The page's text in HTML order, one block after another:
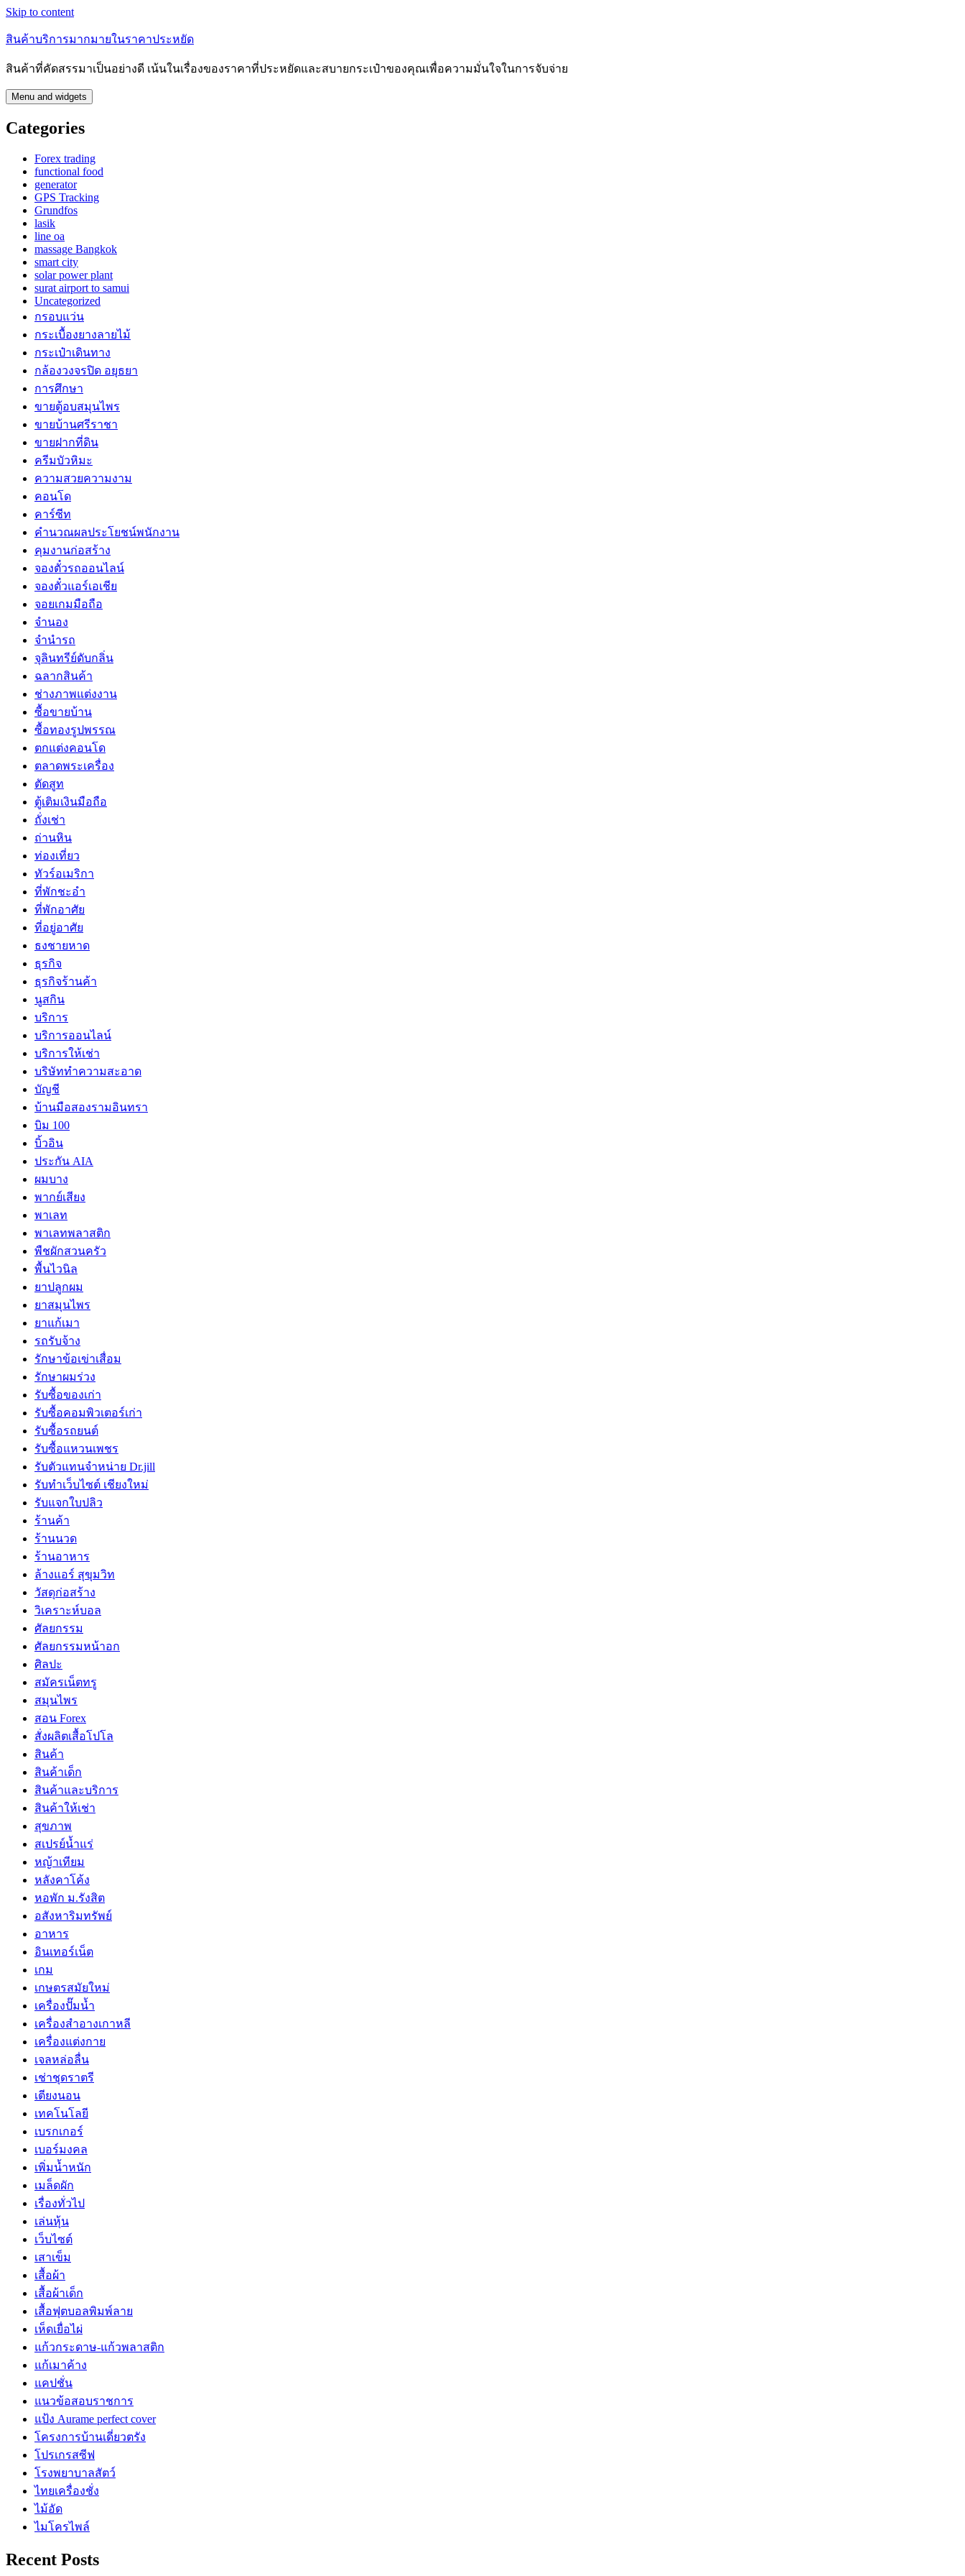
Skip to content
สินค้าบริการมากมายในราคาประหยัด
สินค้าที่คัดสรรมาเป็นอย่างดี เน้นในเรื่องของราคาที่ประหยัดและสบายกระเป๋าของคุณเพื่อความมั่นใจในการจับจ่าย
Menu and widgets
Categories
Forex trading
functional food
generator
GPS Tracking
Grundfos
lasik
line oa
massage Bangkok
smart city
solar power plant
surat airport to samui
Uncategorized
กรอบแว่น
กระเบื้องยางลายไม้
กระเป๋าเดินทาง
กล้องวงจรปิด อยุธยา
การศึกษา
ขายตู้อบสมุนไพร
ขายบ้านศรีราชา
ขายฝากที่ดิน
ครีมบัวหิมะ
ความสวยความงาม
คอนโด
คาร์ซีท
คำนวณผลประโยชน์พนักงาน
คุมงานก่อสร้าง
จองตั๋วรถออนไลน์
จองตั๋วแอร์เอเชีย
จอยเกมมือถือ
จำนอง
จำนำรถ
จุลินทรีย์ดับกลิ่น
ฉลากสินค้า
ช่างภาพแต่งงาน
ซื้อขายบ้าน
ซื้อทองรูปพรรณ
ตกแต่งคอนโด
ตลาดพระเครื่อง
ตัดสูท
ตู้เติมเงินมือถือ
ถั่งเช่า
ถ่านหิน
ท่องเที่ยว
ทัวร์อเมริกา
ที่พักชะอำ
ที่พักอาศัย
ที่อยู่อาศัย
ธงชายหาด
ธุรกิจ
ธุรกิจร้านค้า
นูสกิน
บริการ
บริการออนไลน์
บริการให้เช่า
บริษัททำความสะอาด
บัญชี
บ้านมือสองรามอินทรา
บิม 100
บิ้วอิน
ประกัน AIA
ผมบาง
พากย์เสียง
พาเลท
พาเลทพลาสติก
พืชผักสวนครัว
พื้นไวนิล
ยาปลูกผม
ยาสมุนไพร
ยาแก้เมา
รถรับจ้าง
รักษาข้อเข่าเสื่อม
รักษาผมร่วง
รับซื้อของเก่า
รับซื้อคอมพิวเตอร์เก่า
รับซื้อรถยนต์
รับซื้อแหวนเพชร
รับตัวแทนจำหน่าย Dr.jill
รับทำเว็บไซต์ เชียงใหม่
รับแจกใบปลิว
ร้านค้า
ร้านนวด
ร้านอาหาร
ล้างแอร์ สุขุมวิท
วัสดุก่อสร้าง
วิเคราะห์บอล
ศัลยกรรม
ศัลยกรรมหน้าอก
ศิลปะ
สมัครเน็ตทรู
สมุนไพร
สอน Forex
สั่งผลิตเสื้อโปโล
สินค้า
สินค้าเด็ก
สินค้าและบริการ
สินค้าให้เช่า
สุขภาพ
สเปรย์น้ำแร่
หญ้าเทียม
หลังคาโค้ง
หอพัก ม.รังสิต
อสังหาริมทรัพย์
อาหาร
อินเทอร์เน็ต
เกม
เกษตรสมัยใหม่
เครื่องปั๊มน้ำ
เครื่องสำอางเกาหลี
เครื่องแต่งกาย
เจลหล่อลื่น
เช่าชุดราตรี
เตียงนอน
เทคโนโลยี
เบรกเกอร์
เบอร์มงคล
เพิ่มน้ำหนัก
เมล็ดผัก
เรื่องทั่วไป
เล่นหุ้น
เว็บไซต์
เสาเข็ม
เสื้อผ้า
เสื้อผ้าเด็ก
เสื้อฟุตบอลพิมพ์ลาย
เห็ดเยื่อไผ่
แก้วกระดาษ-แก้วพลาสติก
แก้เมาค้าง
แคปชั่น
แนวข้อสอบราชการ
แป้ง Aurame perfect cover
โครงการบ้านเดี่ยวตรัง
โปรเกรสซีฟ
โรงพยาบาลสัตว์
ไทยเครื่องชั่ง
ไม้อัด
ไมโครไพล์
Recent Posts